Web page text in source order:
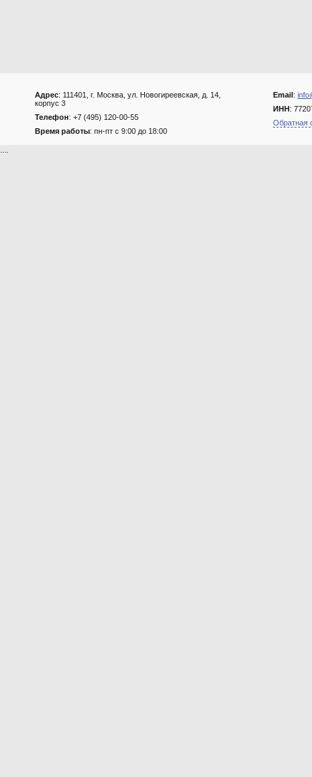
Адрес: 111401, г. Москва, ул. Новогиреевская, д. 14,
корпус 3
Телефон: +7 (495) 120-00-55
Время работы: пн-пт с 9:00 до 18:00
Email:
ИНН:
Обратная
....